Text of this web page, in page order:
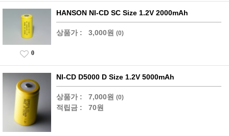
HANSON NI-CD SC Size 1.2V 2000mAh
상품가 : 3,000원 (0)
0
NI-CD D5000 D Size 1.2V 5000mAh
상품가 : 7,000원 (0)
적립금 : 70원